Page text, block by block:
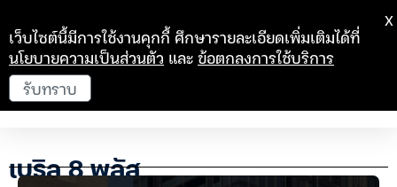
เบริล 8 พลัส
เว็บไซต์นี้มีการใช้งานคุกกี้ ศึกษารายละเอียดเพิ่มเติมได้ที่
นโยบายความเป็นส่วนตัว และข้อตกลงการใช้บริการ
รับทราบ
X